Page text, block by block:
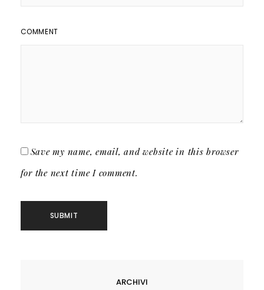
COMMENT
Save my name, email, and website in this browser
for the next time I comment.
ARCHIVI